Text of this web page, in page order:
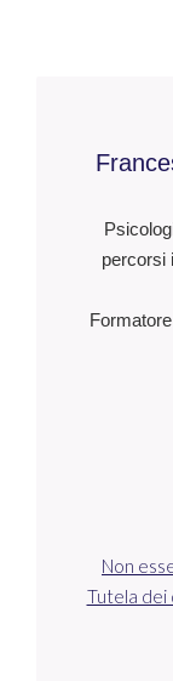
percorsi
Non
Tutela dei